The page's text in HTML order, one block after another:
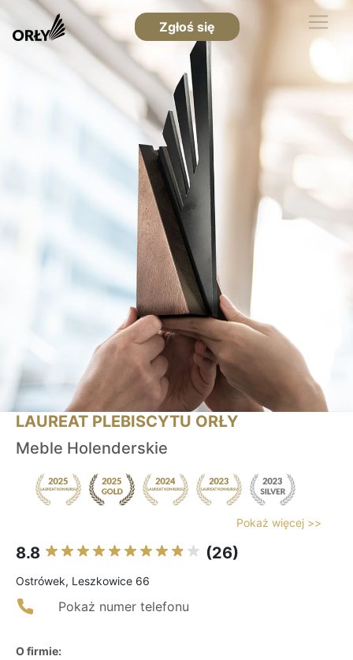
Zgłoś się
LAUREAT PLEBISCYTU ORŁY
Meble Holenderskie
Pokaż więcej >>
8.8 (26)
Ostrówek, Leszkowice 66
Pokaż numer telefonu
O firmie: